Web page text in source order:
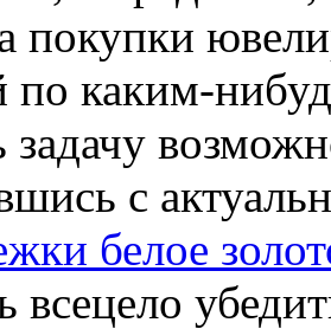
покупки
по каким-
задачу
с
белое
всецело